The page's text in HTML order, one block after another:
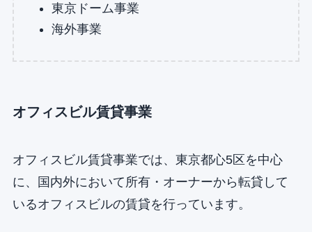
東京ドーム事業
海外事業
オフィスビル賃貸事業
オフィスビル賃貸事業では、東京都心5区を中心
に、国内外において所有・オーナーから転貸して
いるオフィスビルの賃貸を行っています。